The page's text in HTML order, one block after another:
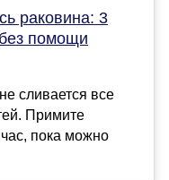
раковина: 3
помощи
сливается все
Примите
пока можно